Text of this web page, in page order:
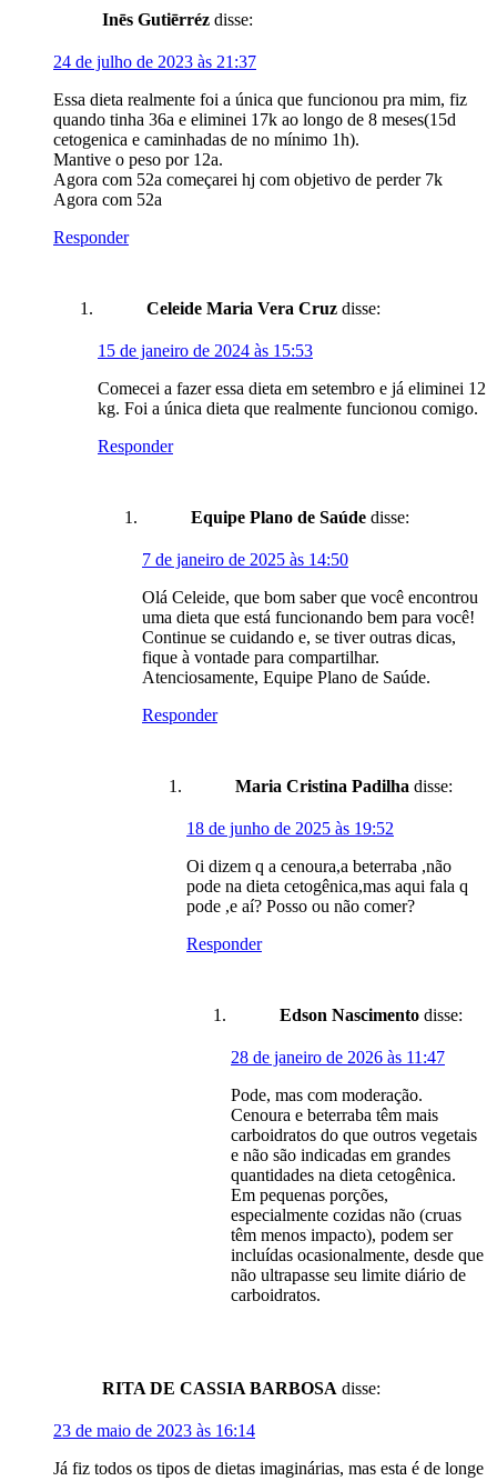
Inēs Gutiērréz disse:
24 de julho de 2023 às 21:37
Essa dieta realmente foi a única que funcionou pra mim, fiz
quando tinha 36a e eliminei 17k ao longo de 8 meses(15d
cetogenica e caminhadas de no mínimo 1h).
Mantive o peso por 12a.
Agora com 52a começarei hj com objetivo de perder 7k
Agora com 52a
Responder
Celeide Maria Vera Cruz disse:
15 de janeiro de 2024 às 15:53
Comecei a fazer essa dieta em setembro e já eliminei 12
kg. Foi a única dieta que realmente funcionou comigo.
Responder
Equipe Plano de Saúde disse:
7 de janeiro de 2025 às 14:50
Olá Celeide, que bom saber que você encontrou
uma dieta que está funcionando bem para você!
Continue se cuidando e, se tiver outras dicas,
fique à vontade para compartilhar.
Atenciosamente, Equipe Plano de Saúde.
Responder
Maria Cristina Padilha disse:
18 de junho de 2025 às 19:52
Oi dizem q a cenoura,a beterraba ,não
pode na dieta cetogênica,mas aqui fala q
pode ,e aí? Posso ou não comer?
Responder
Edson Nascimento disse:
28 de janeiro de 2026 às 11:47
Pode, mas com moderação.
Cenoura e beterraba têm mais
carboidratos do que outros vegetais
e não são indicadas em grandes
quantidades na dieta cetogênica.
Em pequenas porções,
especialmente cozidas não (cruas
têm menos impacto), podem ser
incluídas ocasionalmente, desde que
não ultrapasse seu limite diário de
carboidratos.
RITA DE CASSIA BARBOSA disse:
23 de maio de 2023 às 16:14
Já fiz todos os tipos de dietas imaginárias, mas esta é de longe